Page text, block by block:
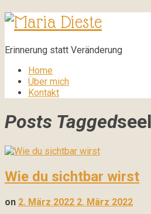
Maria
Erinnerung statt Veränderung
Home
Über mich
Kontakt
Posts Tagged
Wie du sichtbar wirst
on 2. März 2022 2. März 2022